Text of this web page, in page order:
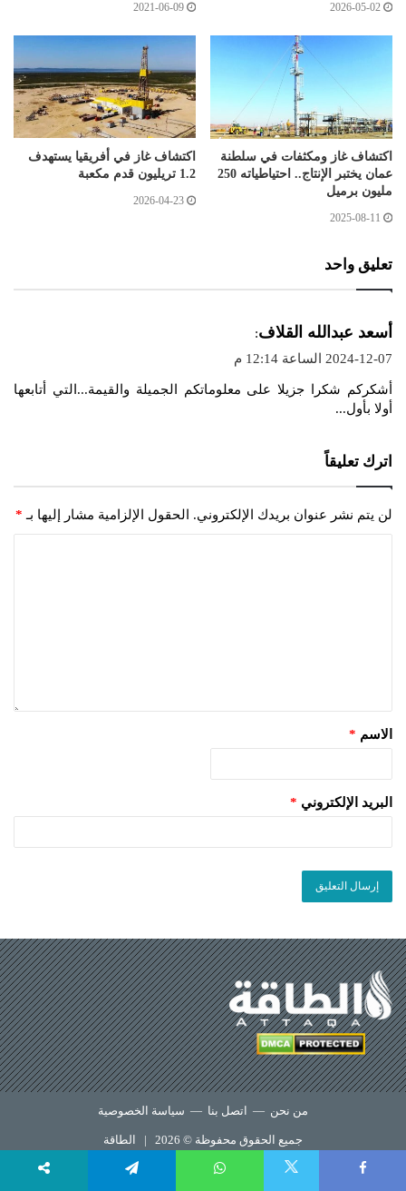
2026-05-02
2021-06-09
اكتشاف غاز ومكثفات في سلطنة
عمان يختبر الإنتاج.. احتياطياته 250
مليون برميل
2025-08-11
اكتشاف غاز في أفريقيا يستهدف
1.2 تريليون قدم مكعبة
2026-04-23
تعليق واحد
ي
ق
و
ل
أسعد عبدالله القلاف:
2024-12-07 الساعة 12:14 م
أشكركم شكرا جزيلا على معلوماتكم الجميلة والقيمة...التي أتابعها
أولا بأول...
اترك تعليقاً
لن يتم نشر عنوان بريدك الإلكتروني. الحقول الإلزامية مشار إليها بـ *
الاسم *
البريد الإلكتروني *
من نحن — اتصل بنا — سياسة الخصوصية
جميع الحقوق محفوظة © 2026 | الطاقة